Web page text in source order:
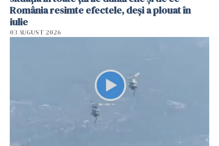
România resimte efectele, deși a plouat în
iulie
03 AUGUST 2026